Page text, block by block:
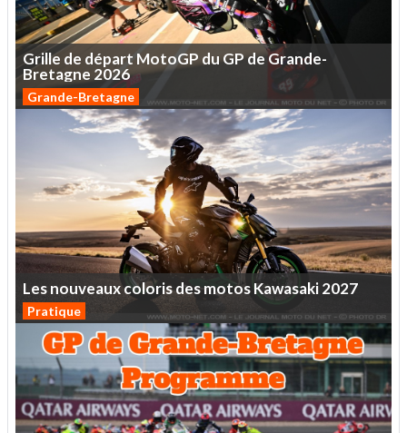
Grille de départ MotoGP duGPdeGrande-
Bretagne 2026
Grande-Bretagne
LesnouveauxcolorisdesmotosKawasaki2027
Pratique